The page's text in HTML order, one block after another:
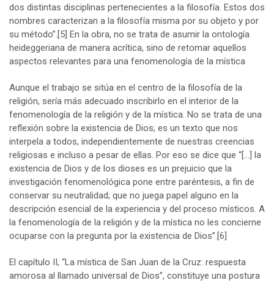
dos distintas disciplinas pertenecientes a la filosofía. Estos dos
nombres caracterizan a la filosofía misma por su objeto y por
su método”.[5] En la obra, no se trata de asumir la ontología
heideggeriana de manera acrítica, sino de retomar aquellos
aspectos relevantes para una fenomenología de la mística
Aunque el trabajo se sitúa en el centro de la filosofía de la
religión, sería más adecuado inscribirlo en el interior de la
fenomenología de la religión y de la mística. No se trata de una
reflexión sobre la existencia de Dios; es un texto que nos
interpela a todos, independientemente de nuestras creencias
religiosas e incluso a pesar de ellas. Por eso se dice que “[…] la
existencia de Dios y de los dioses es un prejuicio que la
investigación fenomenológica pone entre paréntesis, a fin de
conservar su neutralidad; que no juega papel alguno en la
descripción esencial de la experiencia y del proceso místicos. A
la fenomenología de la religión y de la mística no les concierne
ocuparse con la pregunta por la existencia de Dios”.[6]
El capítulo II, “La mística de San Juan de la Cruz: respuesta
amorosa al llamado universal de Dios”, constituye una postura